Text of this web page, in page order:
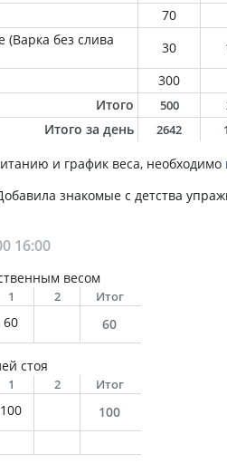
70
без слива
30
300
Итого
500
Итого за день 2642
и график веса, необходимо
знакомые с детства
16:00
весом
1 2 Итог
60 60
стоя
1 2 Итог
100
100